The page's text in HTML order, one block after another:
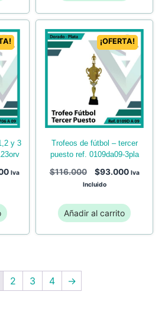
Iva
¡OFERTA!
trofeos de fútbol – tercer
puesto ref. 0109da09-3pla
$116.000 $93.000 Iva
Incluido
Añadir al carrito
2 3 4 →